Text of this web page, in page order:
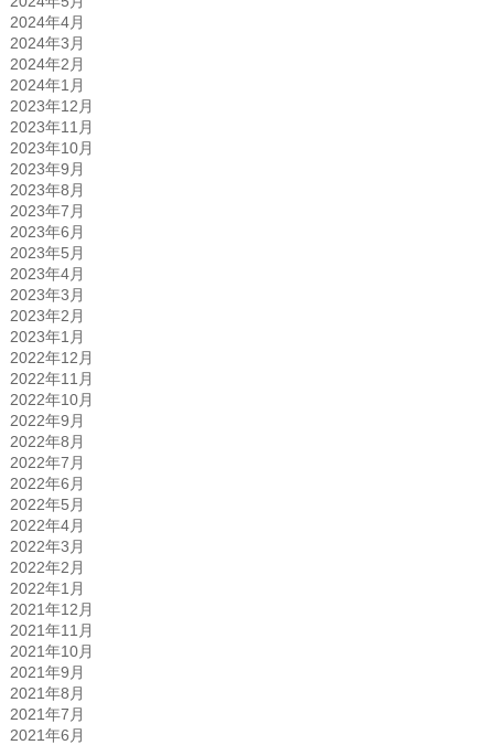
2024年4月
2024年3月
2024年2月
2024年1月
2023年12月
2023年11月
2023年10月
2023年9月
2023年8月
2023年7月
2023年6月
2023年5月
2023年4月
2023年3月
2023年2月
2023年1月
2022年12月
2022年11月
2022年10月
2022年9月
2022年8月
2022年7月
2022年6月
2022年5月
2022年4月
2022年3月
2022年2月
2022年1月
2021年12月
2021年11月
2021年10月
2021年9月
2021年8月
2021年7月
2021年6月